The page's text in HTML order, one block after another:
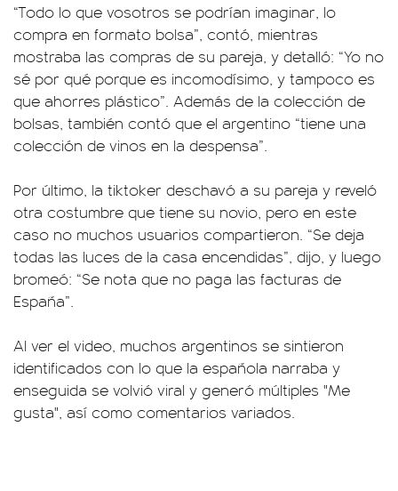
“Todo lo que vosotros se podrían imaginar, lo
compra en formato bolsa”, contó, mientras
mostraba las compras de su pareja, y detalló: “Yo no
sé por qué porque es incomodísimo, y tampoco es
que ahorres plástico”. Además de la colección de
bolsas, también contó que el argentino “tiene una
colección de vinos en la despensa”.
Por último, la tiktoker deschavó a su pareja y reveló
otra costumbre que tiene su novio, pero en este
caso no muchos usuarios compartieron. “Se deja
todas las luces de la casa encendidas”, dijo, y luego
bromeó: “Se nota que no paga las facturas de
España”.
Al ver el video, muchos argentinos se sintieron
identificados con lo que la española narraba y
enseguida se volvió viral y generó múltiples "Me
gusta", así como comentarios variados.